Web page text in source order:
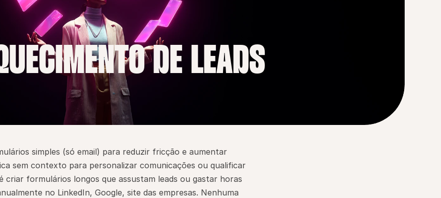
DE LEADS
simples (só email) para reduzir fricção e aumentar
sem contexto para personalizar comunicações ou qualificar
formulários longos que assustam leads ou gastar horas
no LinkedIn, Google, site das empresas. Nenhuma